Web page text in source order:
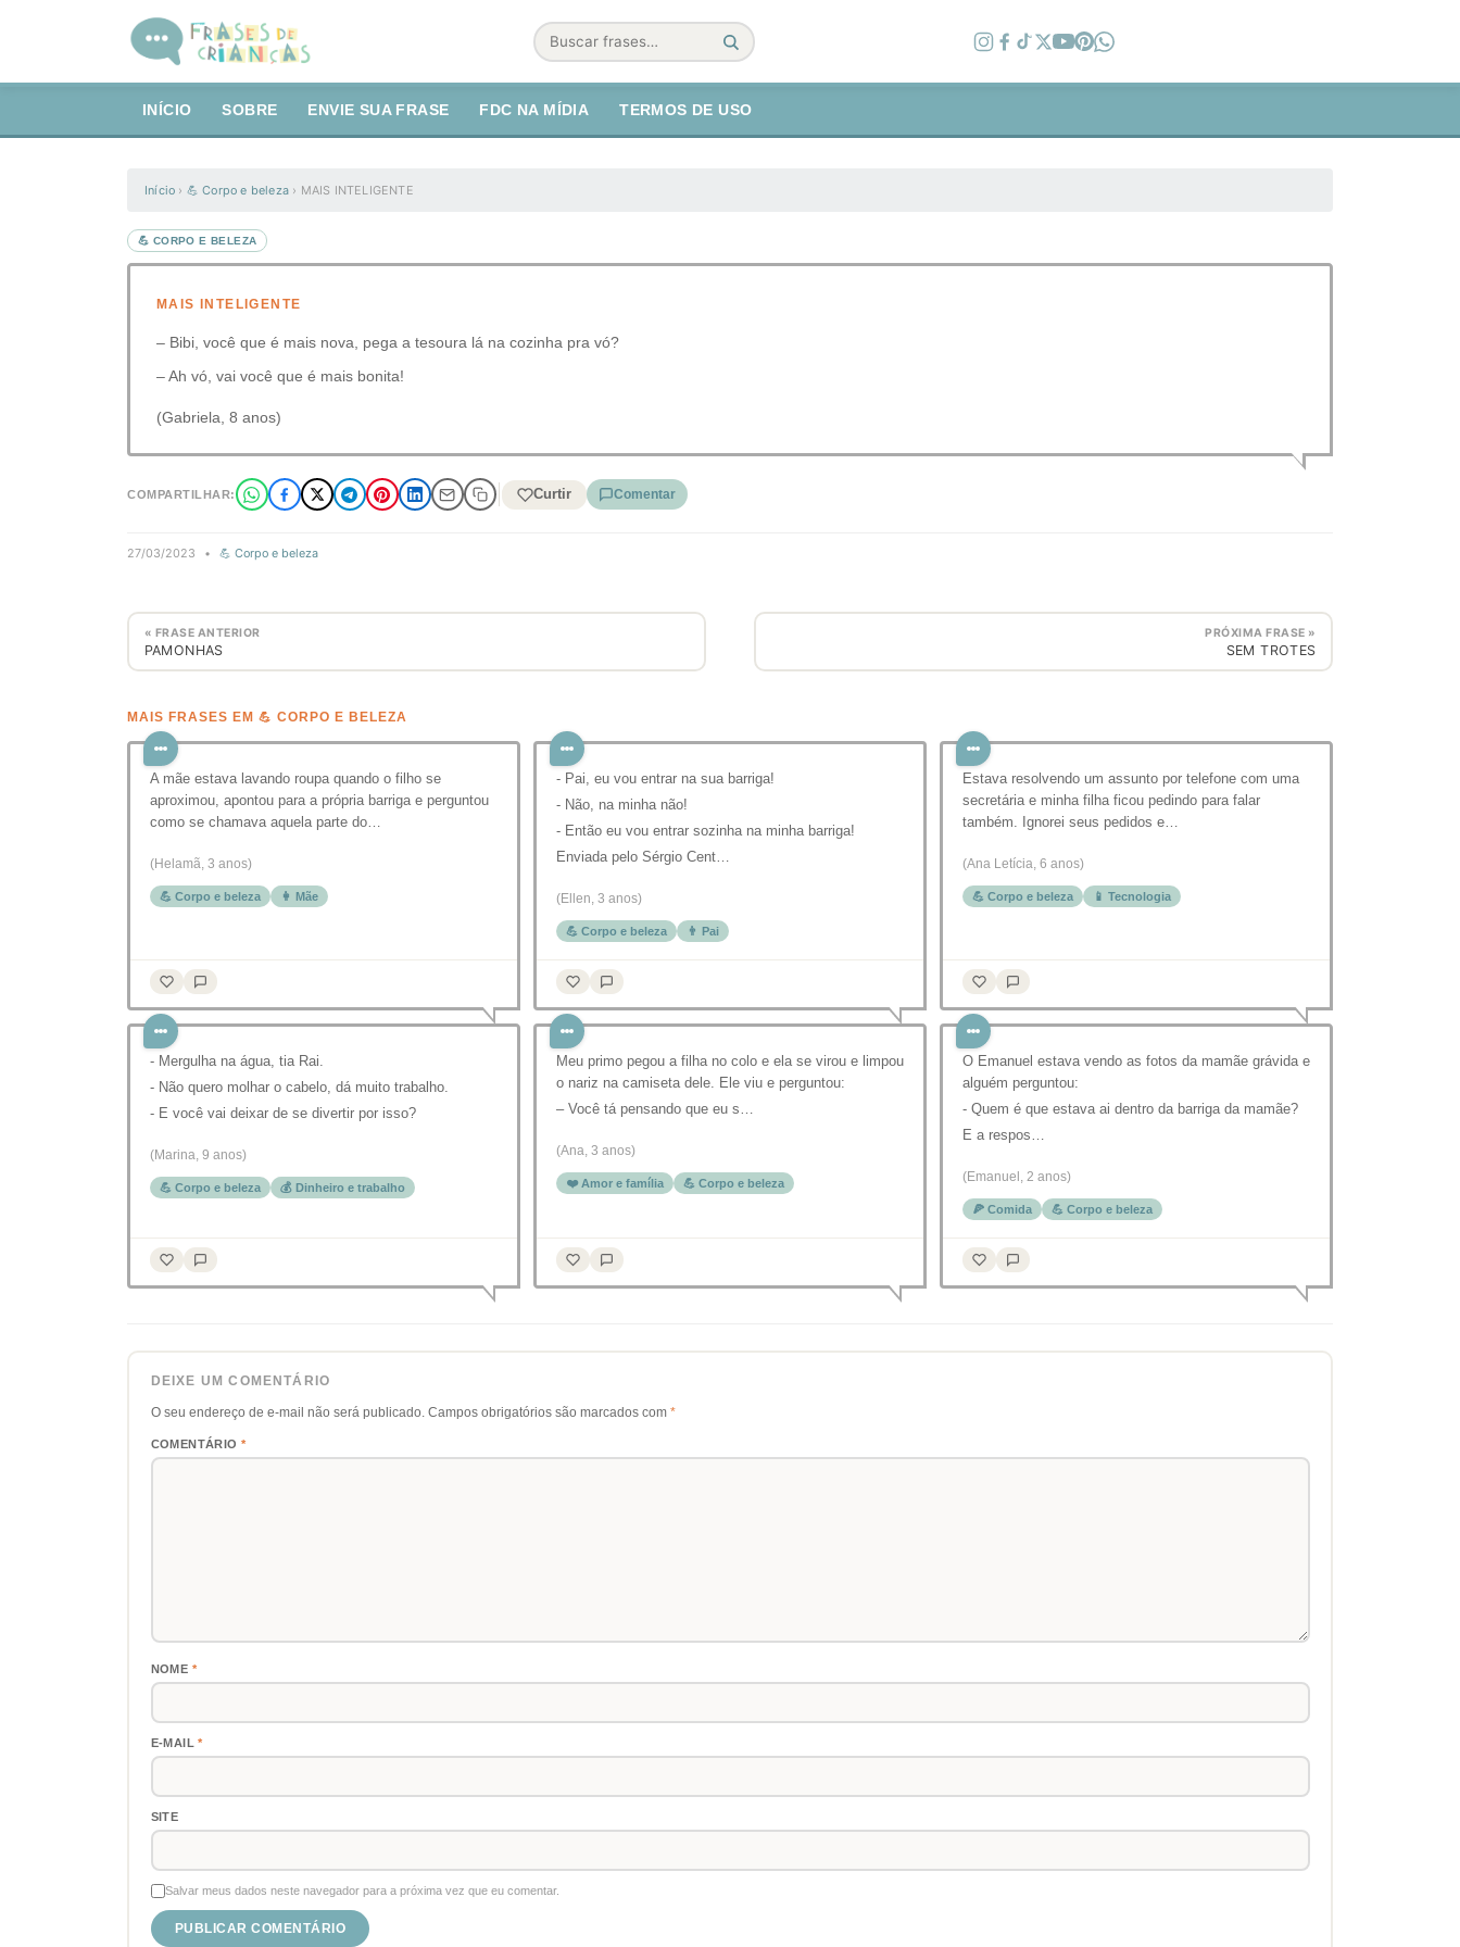
Buscar
INÍCIO SOBRE ENVIE SUA FRASE FDC NA MÍDIA TERMOS DE USO
Início › 💪 Corpo e beleza › MAIS INTELIGENTE
💪 CORPO E BELEZA
MAIS INTELIGENTE
– Bibi, você que é mais nova, pega a tesoura lá na cozinha pra vó?
– Ah vó, vai você que é mais bonita!
(Gabriela, 8 anos)
COMPARTILHAR: Curtir Comentar
27/03/2023 • 💪 Corpo e beleza
« FRASE ANTERIOR
PAMONHAS
PRÓXIMA FRASE »
SEM TROTES
MAIS FRASES EM 💪 CORPO E BELEZA
A mãe estava lavando roupa quando o filho se
aproximou, apontou para a própria barriga e perguntou
como se chamava aquela parte do…
(Helamã, 3 anos)
💪 Corpo e beleza 👩 Mãe
- Pai, eu vou entrar na sua barriga!
- Não, na minha não!
- Então eu vou entrar sozinha na minha barriga!
Enviada pelo Sérgio Cent…
(Ellen, 3 anos)
💪 Corpo e beleza 👨 Pai
Estava resolvendo um assunto por telefone com uma
secretária e minha filha ficou pedindo para falar
também. Ignorei seus pedidos e…
(Ana Letícia, 6 anos)
💪 Corpo e beleza 📱 Tecnologia
- Mergulha na água, tia Rai.
- Não quero molhar o cabelo, dá muito trabalho.
- E você vai deixar de se divertir por isso?
(Marina, 9 anos)
💪 Corpo e beleza 💰 Dinheiro e trabalho
Meu primo pegou a filha no colo e ela se virou e limpou
o nariz na camiseta dele. Ele viu e perguntou:
– Você tá pensando que eu s…
(Ana, 3 anos)
❤️ Amor e família 💪 Corpo e beleza
O Emanuel estava vendo as fotos da mamãe grávida e
alguém perguntou:
- Quem é que estava ai dentro da barriga da mamãe?
E a respos…
(Emanuel, 2 anos)
🍕 Comida 💪 Corpo e beleza
DEIXE UM COMENTÁRIO
O seu endereço de e-mail não será publicado. Campos obrigatórios são marcados com *
COMENTÁRIO *
NOME *
E-MAIL*
SITE
Salvar meus dados neste navegador para a próxima vez que eu comentar.